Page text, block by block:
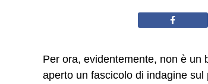
Per ora, evidentemente, non è un
aperto un fascicolo di indagine